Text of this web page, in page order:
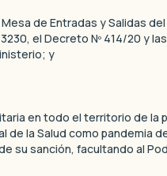
de Entradas y Salidas
el Decreto Nº 414/20 y
y
en todo el territorio de la
la Salud como pandemia
su sanción, facultando al